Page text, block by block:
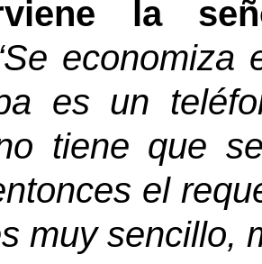
la
economiza
es un
tiene que
el
muy sencillo,